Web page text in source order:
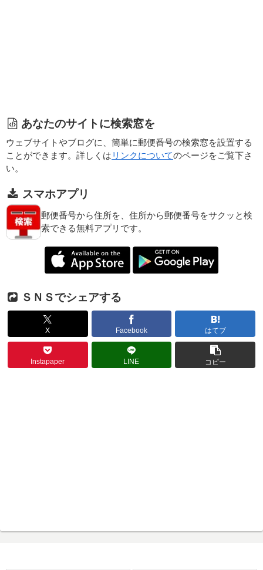
あなたのサイトに検索窓を
ウェブサイトやブログに、簡単に郵便番号の検索窓を設置する
ことができます。詳しくは リンクについてのページをご覧下さ
い。
スマホアプリ
郵便番号から住所を、住所から郵便番号をサクッと検
索できる無料アプリです。
ＳＮＳでシェアする
X Facebook はてブ
Instapaper LINE コピー